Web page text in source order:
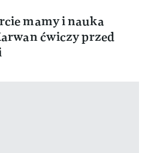
mamy i nauka
ćwiczy przed